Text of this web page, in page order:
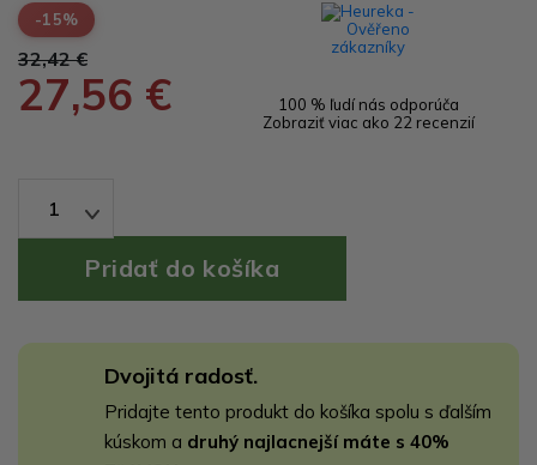
-15%
32,42 €
27,56 €
100 % ľudí nás odporúča
Zobraziť viac ako 22 recenzií
1
Dvojitá radosť.
Pridajte tento produkt do košíka spolu s ďalším
kúskom a druhý najlacnejší máte s 40%